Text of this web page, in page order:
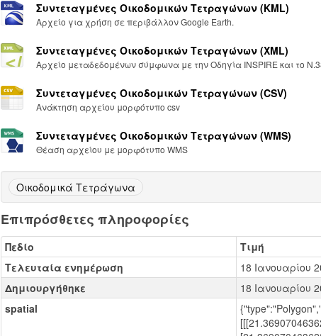
Συντεταγμένες Oικοδομικών Tετραγώνων (KML)
Αρχείο για χρήση σε περιβάλλον Google Earth.
Συντεταγμένες Oικοδομικών Tετραγώνων (XML)
Αρχείο μεταδεδομένων σύμφωνα με την Οδηγία INSPIRE και το
Συντεταγμένες Oικοδομικών Tετραγώνων (CSV)
Ανάκτηση αρχείου μορφότυπο csv
Συντεταγμένες Oικοδομικών Tετραγώνων (WMS)
Θέαση αρχείου με μορφότυπο WMS
Οικοδομικά Τετράγωνα
Επιπρόσθετες πληροφορίες
Πεδίο
Τιμή
Τελευταία ενημέρωση
18 Ιανουαρίου
Δημιουργήθηκε
18 Ιανουαρίου
spatial